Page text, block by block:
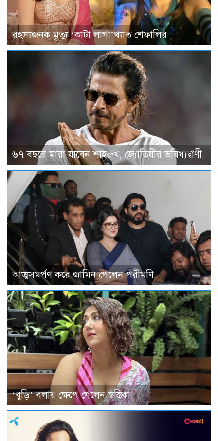
রহস্যজনক মৃত্যু ‘কাটা লাগা’খ্যাত শেফালির
৬৭ বছরে মারা যাবেন শাহরুখ, জ্যোতিষীর ভবিষ্যদ্বাণী
আত্মসমর্পণ করে জামিন পেলেন পরীমণি
‘বুড়ি’ বলায় ক্ষেপে গেলেন স্বস্তিকা